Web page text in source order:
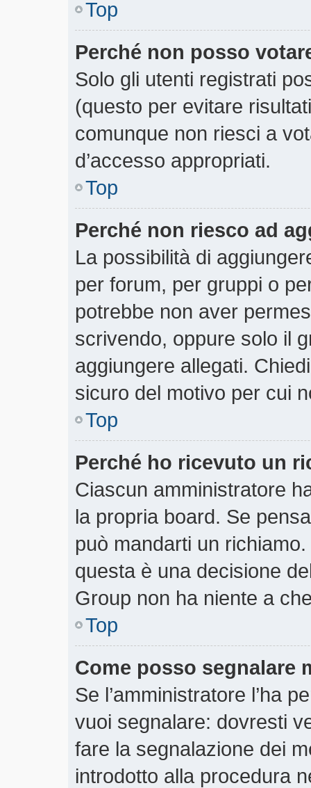
Top
Perché non posso
Solo gli utenti registrati
(questo per evitare
comunque non riesci a
d’accesso appropriati.
Top
Perché non riesco ad
La possibilità di
per forum, per gruppi o
potrebbe non aver
scrivendo, oppure solo il
aggiungere allegati.
sicuro del motivo per cui
Top
Perché ho ricevuto un
Ciascun amministratore
la propria board. Se
può mandarti un
questa è una decisione
Group non ha niente a
Top
Come posso segnalare
Se l’amministratore l’ha
vuoi segnalare: dovresti
fare la segnalazione dei
introdotto alla procedura